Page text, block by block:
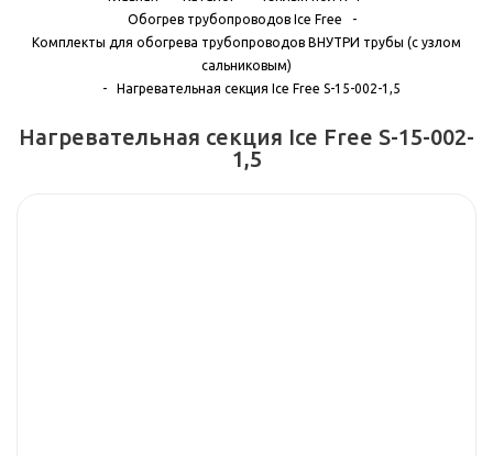
Обогрев трубопроводов Ice Free
-
Комплекты для обогрева трубопроводов ВНУТРИ трубы (с узлом
сальниковым)
-
Нагревательная секция Ice Free S-15-002-1,5
Нагревательная секция Ice Free S-15-002-
1,5